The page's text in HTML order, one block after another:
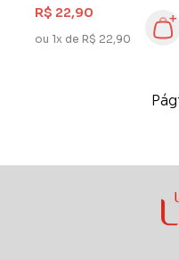
R$ 22,90
ou 1x de R$ 22,90